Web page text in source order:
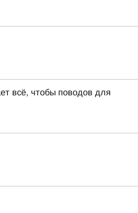
всё, чтобы поводов для